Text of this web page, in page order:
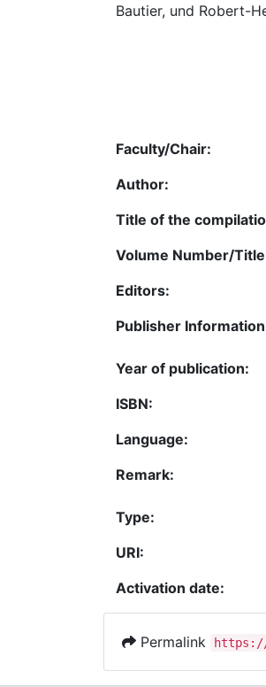
Bautier, und Robert-
Faculty/Chair:
Author:
Title of the
Volume Number/
Editors:
Publisher
Year of publication:
ISBN:
Language:
Remark:
Type:
URI:
Activation date:
Permalink https://